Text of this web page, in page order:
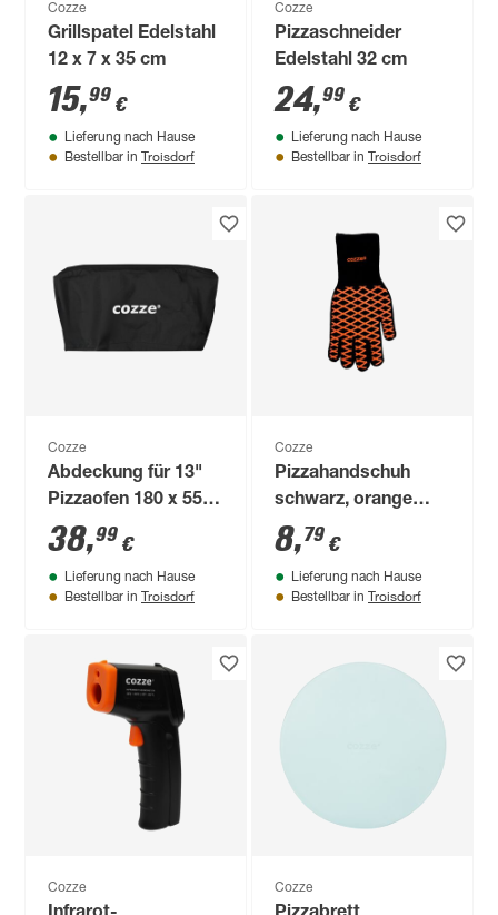
Cozze
Grillspatel Edelstahl
12 x 7 x 35 cm
15,99 €
Lieferung nach Hause
Bestellbar in Troisdorf
Cozze
Pizzaschneider
Edelstahl 32 cm
24,99 €
Lieferung nach Hause
Bestellbar in Troisdorf
Cozze
Abdeckung für 13"
Pizzaofen 180 x 55 x
358 cm
38,99 €
Lieferung nach Hause
Bestellbar in Troisdorf
Cozze
Pizzahandschuh
schwarz, orange
Universalgröße für
350 °C
8,79 €
Lieferung nach Hause
Bestellbar in Troisdorf
Cozze Cozze